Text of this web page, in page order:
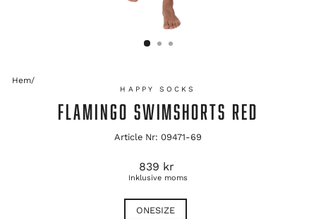
Hem/
HAPPY SOCKS
FLAMINGO SWIMSHORTS RED
Article Nr: 09471-69
Ordinarie
pris
839 kr
Inklusive moms
ONESIZE